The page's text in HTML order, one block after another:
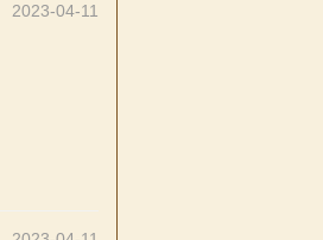
2023-04-11